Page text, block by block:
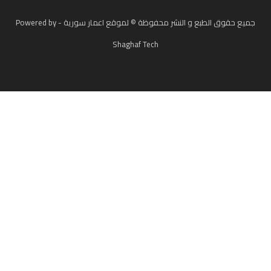
جميع حقوق الطبع و النشر محفوظة © لموقع اعمار سورية - Powered by
Shaghaf Tech